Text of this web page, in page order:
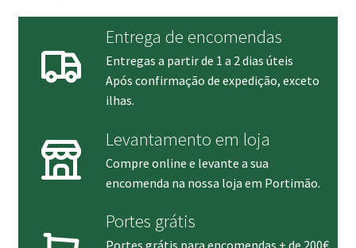
Entrega de encomendas
Entregas a partir de 1 a 2 dias úteis
Após confirmação de expedição, exceto
ilhas.
Levantamento em loja
Compre online e levante a sua
encomenda na nossa loja em Portimão.
Portes grátis